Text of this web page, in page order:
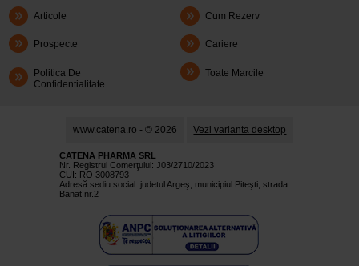
Articole Cum Rezerv
Prospecte Cariere
Politica De
Confidentialitate
Toate Marcile
www.catena.ro - © 2026 Vezi varianta desktop
CATENA PHARMA SRL
Nr. Registrul Comerţului: J03/2710/2023
CUI: RO 3008793
Adresă sediu social: judetul Argeş, municipiul Piteşti, strada
Banat nr.2